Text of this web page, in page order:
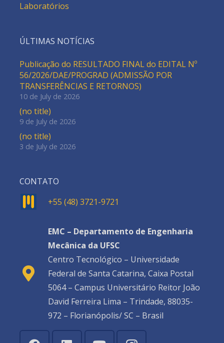
Laboratórios
ÚLTIMAS NOTÍCIAS
Publicação do RESULTADO FINAL do EDITAL Nº
56/2026/DAE/PROGRAD (ADMISSÃO POR
TRANSFERÊNCIAS E RETORNOS)
10 de July de 2026
(no title)
9 de July de 2026
(no title)
3 de July de 2026
CONTATO
+55 (48) 3721-9721
EMC – Departamento de Engenharia
Mecânica da UFSC
Centro Tecnológico – Universidade
Federal de Santa Catarina, Caixa Postal
5064 – Campus Universitário Reitor João
David Ferreira Lima – Trindade, 88035-
972 – Florianópolis/ SC – Brasil